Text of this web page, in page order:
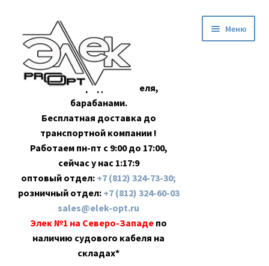
навигации
содержимому
Оптовая продажа кабеля,
барабанами.
Бесплатная доставка до
транспортной компании !
Работаем пн-пт с 9:00 до 17:00,
сейчас у нас1:17:10
оптовый отдел: +7 (812) 324-73-30;
розничный отдел: +7 (812) 324-60-03
sales@elek-opt.ru
Элек №1 на Северо-Западе по
наличию судового кабеля на
складах*
Меню